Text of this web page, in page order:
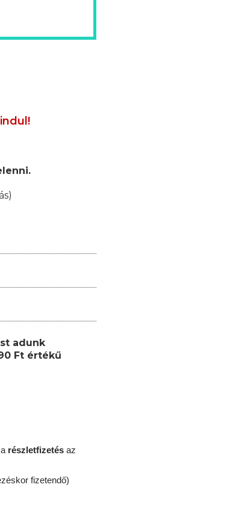
adunk
Ft értékű
részletfizetés az
fizetendő)